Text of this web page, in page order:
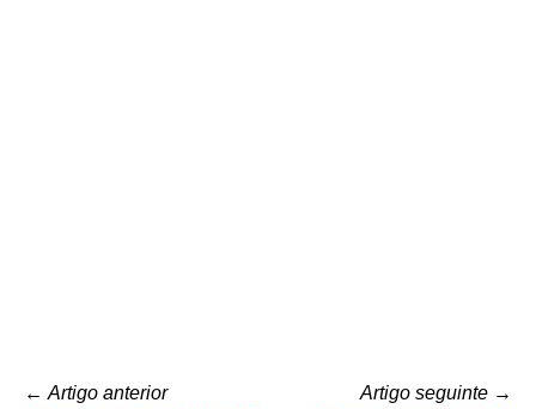
← Artigo anterior
Artigo seguinte →